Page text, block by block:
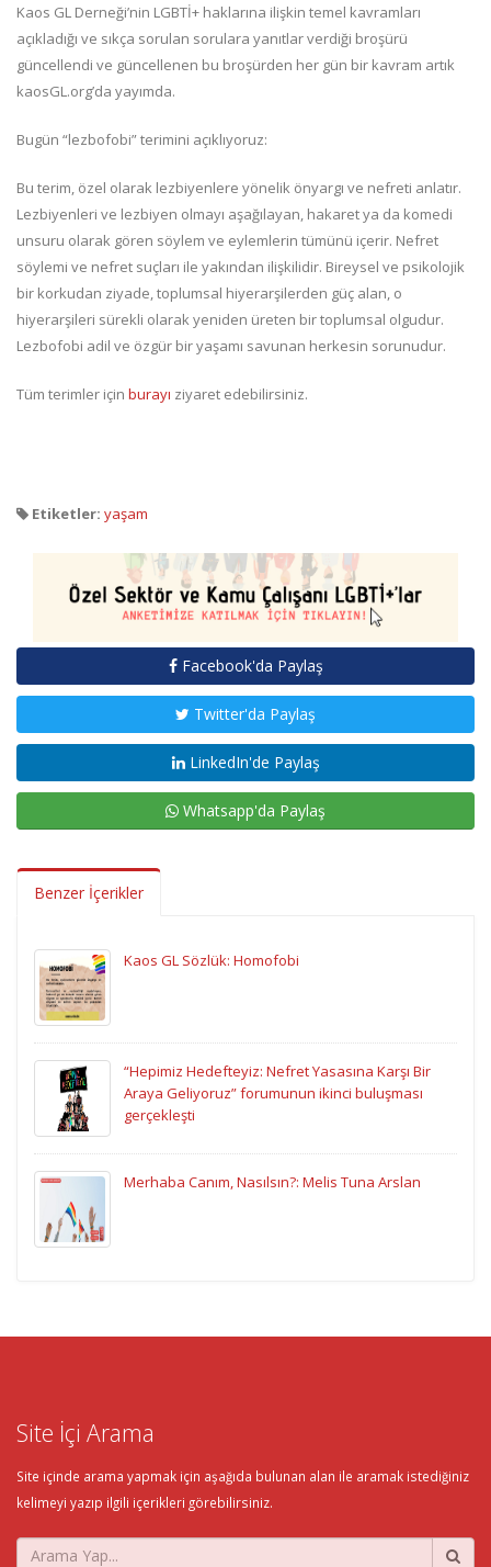
Kaos GL Derneği’nin LGBTİ+ haklarına ilişkin temel kavramları
açıkladığı ve sıkça sorulan sorulara yanıtlar verdiği broşürü
güncellendi ve güncellenen bu broşürden her gün bir kavram artık
kaosGL.org’da yayımda.
Bugün “lezbofobi” terimini açıklıyoruz:
Bu terim, özel olarak lezbiyenlere yönelik önyargı ve nefreti anlatır.
Lezbiyenleri ve lezbiyen olmayı aşağılayan, hakaret ya da komedi
unsuru olarak gören söylem ve eylemlerin tümünü içerir. Nefret
söylemi ve nefret suçları ile yakından ilişkilidir. Bireysel ve psikolojik
bir korkudan ziyade, toplumsal hiyerarşilerden güç alan, o
hiyerarşileri sürekli olarak yeniden üreten bir toplumsal olgudur.
Lezbofobi adil ve özgür bir yaşamı savunan herkesin sorunudur.
Tüm terimler için burayı ziyaret edebilirsiniz.
Etiketler: yaşam
Facebook'da Paylaş
Twitter'da Paylaş
LinkedIn'de Paylaş
Whatsapp'da Paylaş
Benzer İçerikler
Kaos GL Sözlük: Homofobi
“Hepimiz Hedefteyiz: Nefret Yasasına Karşı Bir
Araya Geliyoruz” forumunun ikinci buluşması
gerçekleşti
Merhaba Canım, Nasılsın?: Melis Tuna Arslan
Site İçi Arama
Site içinde arama yapmak için aşağıda bulunan alan ile aramak istediğiniz
kelimeyi yazıp ilgili içerikleri görebilirsiniz.